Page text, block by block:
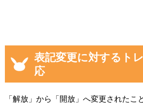
表記変更に対するト
応
「解放」から「開放」へ変更されたこ